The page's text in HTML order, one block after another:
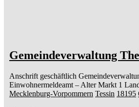
Gemeindeverwaltung
Anschrift geschäftlich
Einwohnermeldeamt – Alter Markt 1
Mecklenburg-Vorpommern Tessin 18195